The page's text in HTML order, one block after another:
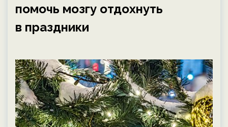
помочь мозгу отдохнуть
в праздники